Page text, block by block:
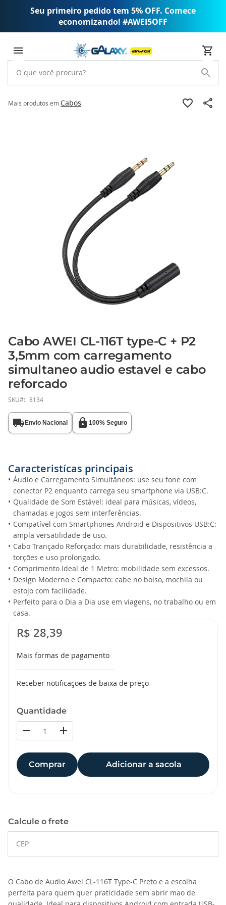
Seu primeiro pedido tem 5% OFF. Comece
economizando! #AWEI5OFF
Mais produtos emCabos
Saltar
para
o
início
da
imagens
Cabo AWEI CL-116T type-C + P2
3,5mm com carregamento
simultaneo audio estavel e cabo
reforcado
SKU 8134
Envio Nacional 100% Seguro
Caracteristícas principais
• Áudio e Carregamento Simultâneos: use seu fone com
conector P2 enquanto carrega seu smartphone via USB:C.
• Qualidade de Som Estável: ideal para músicas, vídeos,
chamadas e jogos sem interferências.
• Compatível com Smartphones Android e Dispositivos USB:C:
ampla versatilidade de uso.
• Cabo Trançado Reforçado: mais durabilidade, resistência a
torções e uso prolongado.
• Comprimento Ideal de 1 Metro: mobilidade sem excessos.
• Design Moderno e Compacto: cabe no bolso, mochila ou
estojo com facilidade.
• Perfeito para o Dia a Dia use em viagens, no trabalho ou em
casa.
R$ 28,39
Mais formas de pagamento
Receber notificações de baixa de preço
Quantidade
Comprar Adicionar a sacola
Calcule o frete
O Cabo de Audio Awei CL-116T Type-C Preto e a escolha
perfeita para quem quer praticidade sem abrir mao de